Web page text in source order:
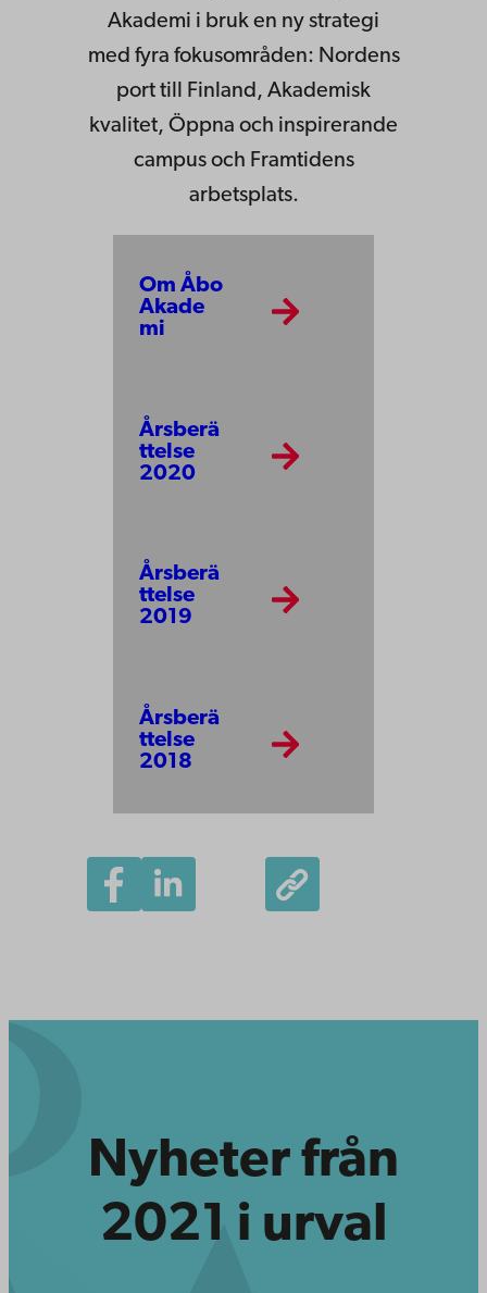
Akademi i bruk en ny strategi
med fyra fokusområden: Nordens
port till Finland, Akademisk
kvalitet, Öppna och inspirerande
campus och Framtidens
arbetsplats.
Om Åbo
Akade
mi
Årsberä
ttelse
2020
Årsberä
ttelse
2019
Årsberä
ttelse
2018
Nyheter från
2021 i urval